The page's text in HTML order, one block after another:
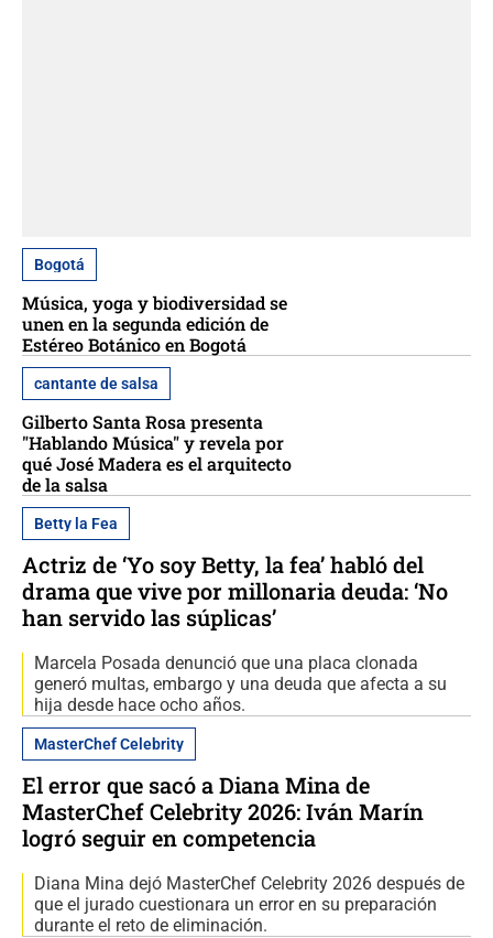
Bogotá
Música, yoga y biodiversidad se
unen en la segunda edición de
Estéreo Botánico en Bogotá
cantante de salsa
Gilberto Santa Rosa presenta
"Hablando Música" y revela por
qué José Madera es el arquitecto
de la salsa
Betty la Fea
Actriz de ‘Yo soy Betty, la fea’ habló del
drama que vive por millonaria deuda: ‘No
han servido las súplicas’
Marcela Posada denunció que una placa clonada
generó multas, embargo y una deuda que afecta a su
hija desde hace ocho años.
MasterChef Celebrity
El error que sacó a Diana Mina de
MasterChef Celebrity 2026: Iván Marín
logró seguir en competencia
Diana Mina dejó MasterChef Celebrity 2026 después de
que el jurado cuestionara un error en su preparación
durante el reto de eliminación.